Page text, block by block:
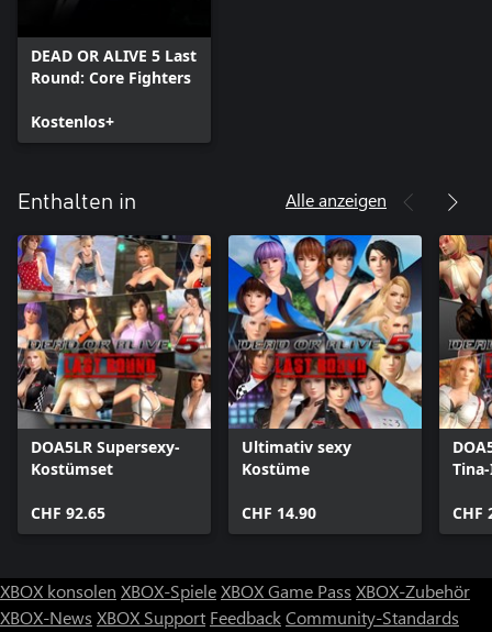
DEAD OR ALIVE 5 Last
Round: Core Fighters
Kostenlos+
Enthalten in Alle anzeigen
DOA5LR Supersexy-
Kostümset
CHF 92.65
Ultimativ sexy
Kostüme
CHF 14.90 CHF
XBOX konsolen XBOX-SpieleXBOX Game Pass XBOX-Zubehör
XBOX-News XBOX Support FeedbackCommunity-Standards